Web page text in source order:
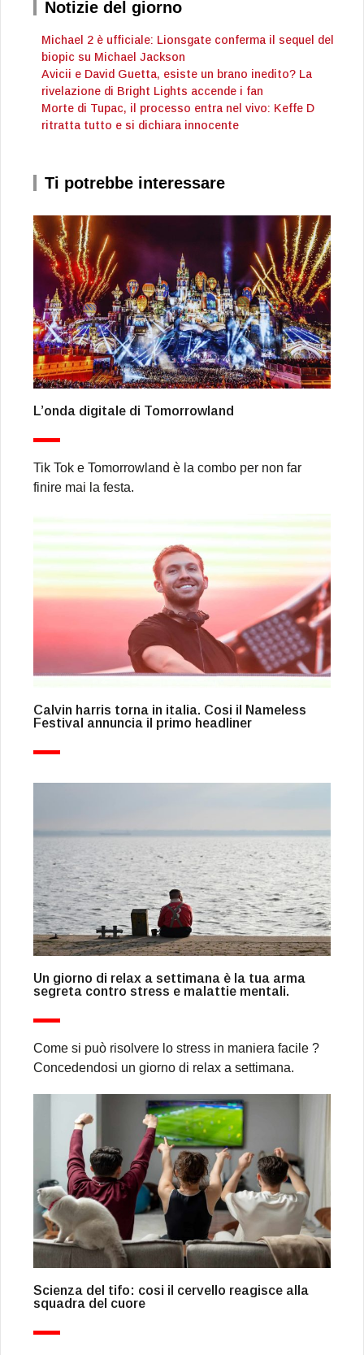
Notizie del giorno
Michael 2 è ufficiale: Lionsgate conferma il sequel del
biopic su Michael Jackson
Avicii e David Guetta, esiste un brano inedito? La
rivelazione di Bright Lights accende i fan
Morte di Tupac, il processo entra nel vivo: Keffe D
ritratta tutto e si dichiara innocente
Ti potrebbe interessare
L’onda digitale di Tomorrowland
Tik Tok e Tomorrowland è la combo per non far
finire mai la festa.
Calvin harris torna in italia. Cosi il Nameless
Festival annuncia il primo headliner
Un giorno di relax a settimana è la tua arma
segreta contro stress e malattie mentali.
Come si può risolvere lo stress in maniera facile ?
Concedendosi un giorno di relax a settimana.
Scienza del tifo: cosi il cervello reagisce alla
squadra del cuore